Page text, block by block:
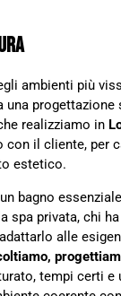
ambienti più
progettazione
realizziamo in
il cliente, per
estetico.
bagno
spa privata, chi
alle
tempi certi e